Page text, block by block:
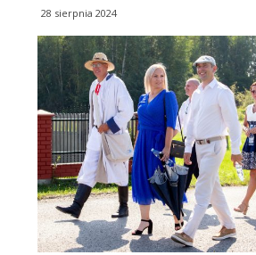
28 sierpnia 2024